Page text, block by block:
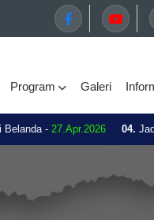
Program Galeri
-27.Apr.2026 04. Jadi